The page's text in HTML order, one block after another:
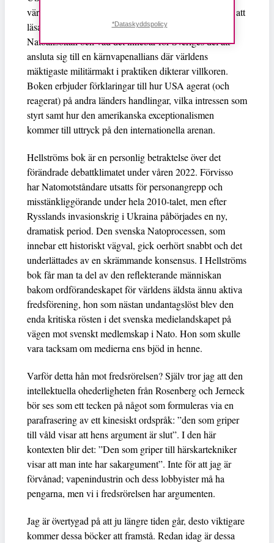
världskrigets slut. Det är en bok som är högst relevant att
läsa, med anledning av turerna kring Sveriges
Natoansökan och vad det innebär för Sveriges del att
ansluta sig till en kärnvapenallians där världens
mäktigaste militärmakt i praktiken dikterar villkoren.
Boken erbjuder förklaringar till hur USA agerat (och
reagerat) på andra länders handlingar, vilka intressen som
styrt samt hur den amerikanska exceptionalismen
kommer till uttryck på den internationella arenan.
Hellströms bok är en personlig betraktelse över det
förändrade debattklimatet under våren 2022. Förvisso
har Natomotståndare utsatts för personangrepp och
misstänkliggörande under hela 2010-talet, men efter
Rysslands invasionskrig i Ukraina påbörjades en ny,
dramatisk period. Den svenska Natoprocessen, som
innebar ett historiskt vägval, gick oerhört snabbt och det
underlättades av en skrämmande konsensus. I Hellströms
bok får man ta del av den reflekterande människan
bakom ordförandeskapet för världens äldsta ännu aktiva
fredsförening, hon som nästan undantagslöst blev den
enda kritiska rösten i det svenska medielandskapet på
vägen mot svenskt medlemskap i Nato. Hon som skulle
vara tacksam om medierna ens bjöd in henne.
Varför detta hån mot fredsrörelsen? Själv tror jag att den
intellektuella ohederligheten från Rosenberg och Jerneck
bör ses som ett tecken på något som formuleras via en
parafrasering av ett kinesiskt ordspråk: ”den som griper
till våld visar att hens argument är slut”. I den här
kontexten blir det: ”Den som griper till härskartekniker
visar att man inte har sakargument”. Inte för att jag är
förvånad; vapenindustrin och dess lobbyister må ha
pengarna, men vi i fredsrörelsen har argumenten.
Jag är övertygad på att ju längre tiden går, desto viktigare
kommer dessa böcker att framstå. Redan idag är dessa
*Dataskyddspolicy